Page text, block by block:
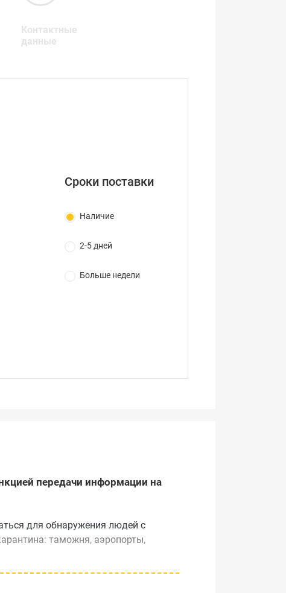
передачи информации на
для обнаружения людей с
таможня, аэропорты,
Контактные
данные
Сроки поставки
Наличие
2-5 дней
Больше недели